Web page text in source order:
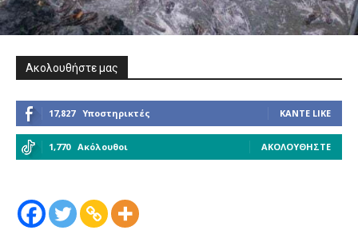
Ακολουθήστε μας
17,827 Υποστηρικτές ΚΆΝΤΕ LIKE
1,770 Ακόλουθοι ΑΚΟΛΟΥΘΉΣΤΕ